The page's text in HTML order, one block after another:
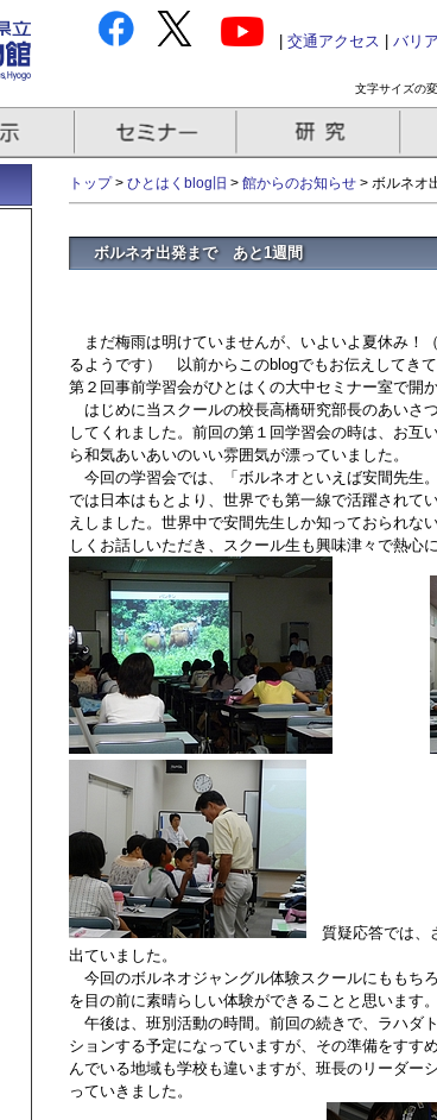
交通アクセス バリ
文字サイズの
トップ> ひとはくblog旧 > 館からのお知らせ > ボルネオ
ボルネオ出発まで あと1週間
まだ梅雨は明けていませんが、いよいよ夏休み！
るようです） 以前からこのblogでもお伝えしてき
第２回事前学習会がひとはくの大中セミナー室で開か
はじめに当スクールの校長高橋研究部長のあいさ
してくれました。前回の第１回学習会の時は、お互
ら和気あいあいのいい雰囲気が漂っていました。
今回の学習会では、「ボルネオといえば安間先生
では日本はもとより、世界でも第一線で活躍されて
えしました。世界中で安間先生しか知っておられな
しくお話しいただき、スクール生も興味津々で熱心
質疑応答では、
出ていました。
今回のボルネオジャングル体験スクールにももち
を目の前に素晴らしい体験ができることと思います。
午後は、班別活動の時間。前回の続きで、ラハダ
ションする予定になっていますが、その準備をすす
んでいる地域も学校も違いますが、班長のリーダー
っていきました。